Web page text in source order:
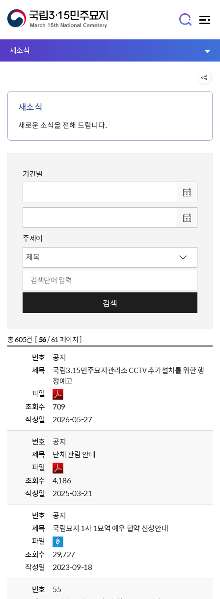
새소식
새소식
새로운 소식을 전해 드립니다.
기간별
주제어
검색
총605건 [56/ 61 페이지 ]
번호
공지
제목
국립3.15민주묘지관리소 CCTV 추가설치를 위한 행
정예고
파일
조회수
709
작성일
2026-05-27
번호
공지
제목
단체 관람 안내
파일
조회수
4,186
작성일
2025-03-21
번호
공지
제목
국립묘지 1사 1묘역 예우 협약 신청안내
파일
조회수
29,727
작성일
2023-09-18
번호
55